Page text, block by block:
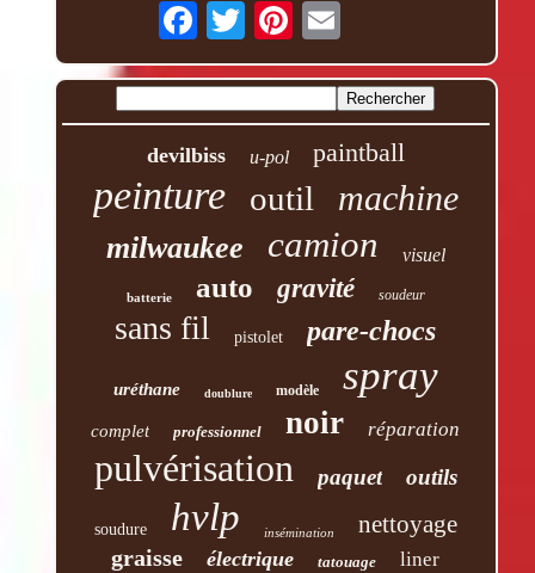
devilbiss u-pol paintball
peinture outil machine
milwaukee camion visuel
batterie auto gravité soudeur
sans fil pistolet pare-chocs
uréthane doublure modèle spray
complet professionnel noir réparation
pulvérisation paquet outils
soudure hvlp insémination nettoyage
graisse électrique tatouage liner